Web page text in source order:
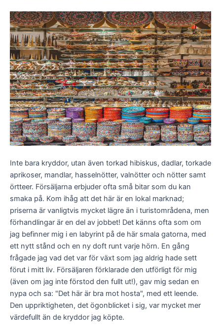
Inte bara kryddor, utan även torkad hibiskus, dadlar, torkade
aprikoser, mandlar, hasselnötter, valnötter och nötter samt
örtteer. Försäljarna erbjuder ofta små bitar som du kan
smaka på. Kom ihåg att det här är en lokal marknad;
priserna är vanligtvis mycket lägre än i turistområdena, men
förhandlingar är en del av jobbet! Det känns ofta som om
jag befinner mig i en labyrint på de här smala gatorna, med
ett nytt stånd och en ny doft runt varje hörn. En gång
frågade jag vad det var för växt som jag aldrig hade sett
förut i mitt liv. Försäljaren förklarade den utförligt för mig
(även om jag inte förstod den fullt ut!), gav mig sedan en
nypa och sa: "Det här är bra mot hosta", med ett leende.
Den uppriktigheten, det ögonblicket i sig, var mycket mer
värdefullt än de kryddor jag köpte.